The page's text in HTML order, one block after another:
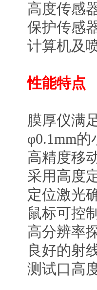
高度传感
保护传感
计算机及
性能特点
膜厚仪满
φ0.1mm
高精度移
采用高度
定位激光
鼠标可控
高分辨率
良好的射
测试口高